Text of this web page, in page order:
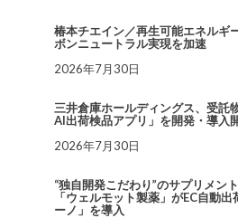
椿本チエイン／再生可能エネルギ
ボンニュートラル実現を加速
2026年7月30日
三井倉庫ホールディングス、受託
AI出荷検品アプリ」を開発・導入
2026年7月30日
“独自開発こだわり”のサプリメン
「ウェルモット製薬」がEC自動
ーノ」を導入